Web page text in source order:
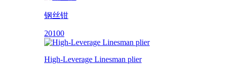
钢丝钳
20100
High-Leverage Linesman plier